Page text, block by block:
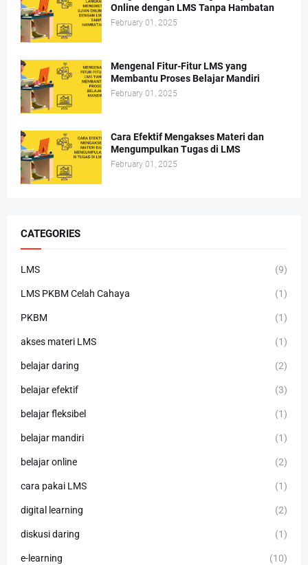
Online dengan LMS Tanpa Hambatan
February 01, 2025
Mengenal Fitur-Fitur LMS yang
Membantu Proses Belajar Mandiri
February 01, 2025
Cara Efektif Mengakses Materi dan
Mengumpulkan Tugas di LMS
February 01, 2025
CATEGORIES
LMS (9)
LMS PKBM Celah Cahaya (1)
PKBM (1)
akses materi LMS (1)
belajar daring (2)
belajar efektif (3)
belajar fleksibel (1)
belajar mandiri (1)
belajar online (2)
cara pakai LMS (1)
digital learning (2)
diskusi daring (1)
e-learning (10)